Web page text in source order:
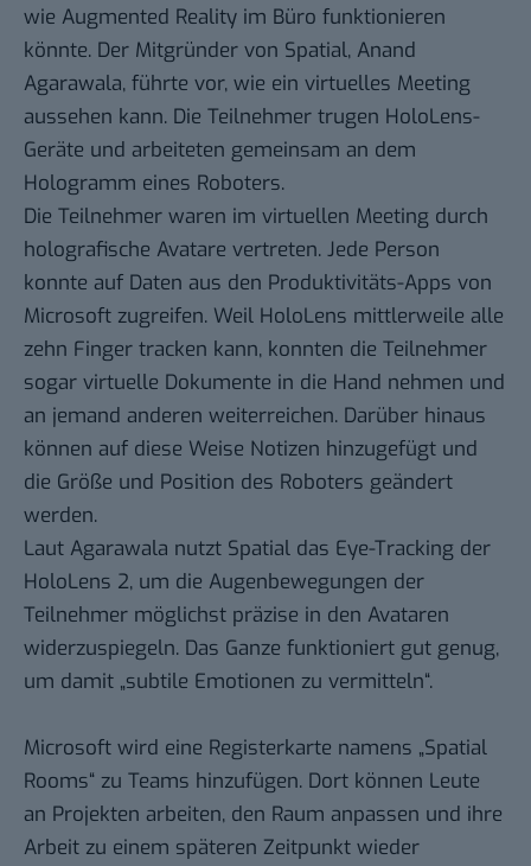
wie Augmented Reality im Büro funktionieren
könnte. Der Mitgründer von Spatial, Anand
Agarawala, führte vor, wie ein virtuelles Meeting
aussehen kann. Die Teilnehmer trugen HoloLens-
Geräte und arbeiteten gemeinsam an dem
Hologramm eines Roboters.
Die Teilnehmer waren im virtuellen Meeting durch
holografische Avatare vertreten. Jede Person
konnte auf Daten aus den Produktivitäts-Apps von
Microsoft zugreifen. Weil HoloLens mittlerweile alle
zehn Finger tracken kann, konnten die Teilnehmer
sogar virtuelle Dokumente in die Hand nehmen und
an jemand anderen weiterreichen. Darüber hinaus
können auf diese Weise Notizen hinzugefügt und
die Größe und Position des Roboters geändert
werden.
Laut Agarawala nutzt Spatial das Eye-Tracking der
HoloLens 2, um die Augenbewegungen der
Teilnehmer möglichst präzise in den Avataren
widerzuspiegeln. Das Ganze funktioniert gut genug,
um damit „subtile Emotionen zu vermitteln“.
Microsoft wird eine Registerkarte namens „Spatial
Rooms“ zu Teams hinzufügen. Dort können Leute
an Projekten arbeiten, den Raum anpassen und ihre
Arbeit zu einem späteren Zeitpunkt wieder